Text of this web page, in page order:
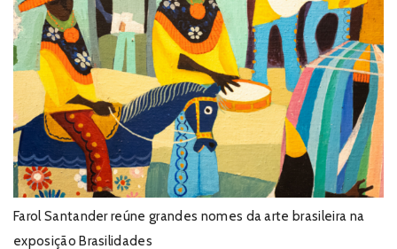
Farol Santander reúne grandes nomes da arte brasileira na
exposição Brasilidades